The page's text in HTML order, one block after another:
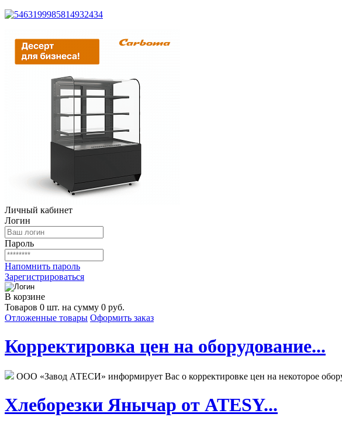
Личный кабинет
Логин
Пароль
Напомнить пароль
Зарегистрироваться
В корзине
Товаров 0 шт. на сумму 0 руб.
Отложенные товары Оформить заказ
Корректировка цен на оборудование...
ООО «Завод АТЕСИ» информирует Вас о корректировке цен на некоторое
Хлеборезки Янычар от ATESY...